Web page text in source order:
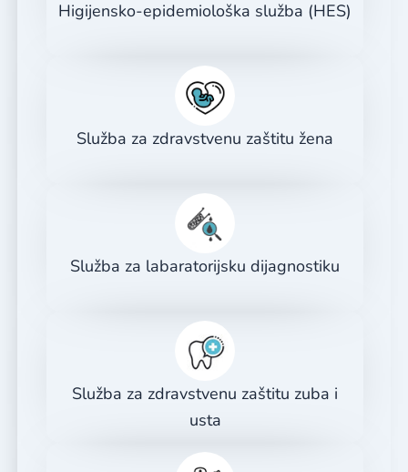
Higijensko-epidemiološka služba (HES)
Služba za zdravstvenu zaštitu žena
Služba za labaratorijsku dijagnostiku
Služba za zdravstvenu zaštitu zuba i
usta